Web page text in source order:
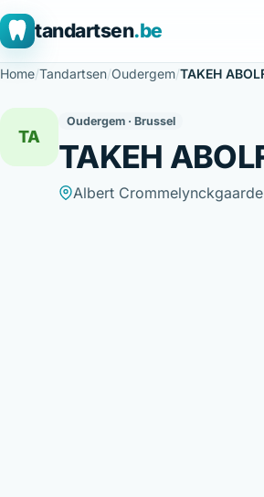
tandartsen.be
Home/Tandartsen/Oudergem/TAKEH
TA
Oudergem · Brussel
TAKEH
Albert